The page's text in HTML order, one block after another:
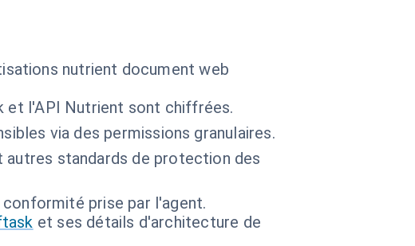
nutrient document web
et l'API Nutrient sont chiffrées.
via des permissions granulaires.
autres standards de protection des
prise par l'agent.
et ses détails d'architecture de